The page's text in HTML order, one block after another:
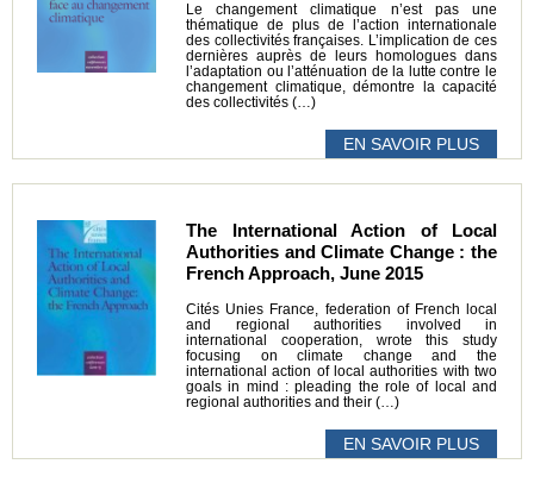
Le changement climatique n’est pas une
thématique de plus de l’action internationale
des collectivités françaises. L’implication de ces
dernières auprès de leurs homologues dans
l’adaptation ou l’atténuation de la lutte contre le
changement climatique, démontre la capacité
des collectivités (…)
EN SAVOIR PLUS
The International Action of Local
Authorities and Climate Change : the
French Approach, June 2015
Cités Unies France, federation of French local
and regional authorities involved in
international cooperation, wrote this study
focusing on climate change and the
international action of local authorities with two
goals in mind : pleading the role of local and
regional authorities and their (…)
EN SAVOIR PLUS